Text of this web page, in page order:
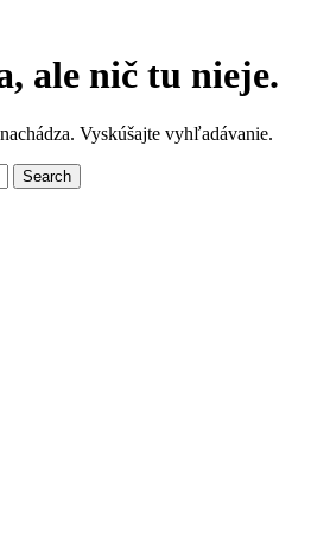
ale nič tu nieje.
Vyskúšajte vyhľadávanie.
Search